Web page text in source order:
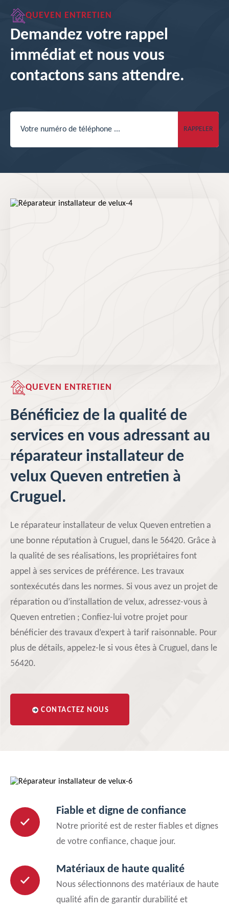
QUEVEN ENTRETIEN
Demandez votre rappel
immédiat et nous vous
contactons sans attendre.
QUEVEN ENTRETIEN
Bénéficiez de la qualité de
services en vous adressant au
réparateur installateur de
velux Queven entretien à
Cruguel.
Le réparateur installateur de velux Queven entretien a
une bonne réputation à Cruguel, dans le 56420. Grâce à
la qualité de ses réalisations, les propriétaires font
appel à ses services de préférence. Les travaux
sontexécutés dans les normes. Si vous avez un projet de
réparation ou d’installation de velux, adressez-vous à
Queven entretien ; Confiez-lui votre projet pour
bénéficier des travaux d’expert à tarif raisonnable. Pour
plus de détails, appelez-le si vous êtes à Cruguel, dans le
56420.
CONTACTEZ NOUS
Fiable et digne de confiance
Notre priorité est de rester fiables et dignes
de votre confiance, chaque jour.
Matériaux de haute qualité
Nous sélectionnons des matériaux de haute
qualité afin de garantir durabilité et